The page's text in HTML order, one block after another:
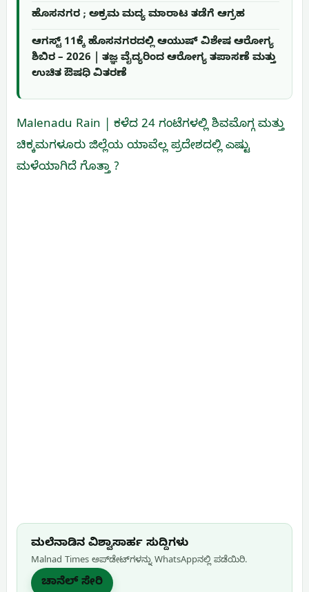
ಹೊಸನಗರ ; ಅಕ್ರಮ ಮದ್ಯ ಮಾರಾಟ ತಡೆಗೆ ಆಗ್ರಹ
ಆಗಸ್ಟ್ 11ಕ್ಕೆ ಹೊಸನಗರದಲ್ಲಿ ಆಯುಷ್ ವಿಶೇಷ ಆರೋಗ್ಯ
ಶಿಬಿರ – 2026 | ತಜ್ಞ ವೈದ್ಯರಿಂದ ಆರೋಗ್ಯ ತಪಾಸಣೆ ಮತ್ತು
ಉಚಿತ ಔಷಧಿ ವಿತರಣೆ
Malenadu Rain | ಕಳೆದ 24 ಗಂಟೆಗಳಲ್ಲಿ ಶಿವಮೊಗ್ಗ ಮತ್ತು
ಚಿಕ್ಕಮಗಳೂರು ಜಿಲ್ಲೆಯ ಯಾವೆಲ್ಲ ಪ್ರದೇಶದಲ್ಲಿ ಎಷ್ಟು
ಮಳೆಯಾಗಿದೆ ಗೊತ್ತಾ ?
ಮಲೆನಾಡಿನ ವಿಶ್ವಾಸಾರ್ಹ ಸುದ್ದಿಗಳು
Malnad Times ಅಪ್‌ಡೇಟ್‌ಗಳನ್ನು WhatsApp‌ನಲ್ಲಿ ಪಡೆಯಿರಿ.
ಚಾನೆಲ್ ಸೇರಿ